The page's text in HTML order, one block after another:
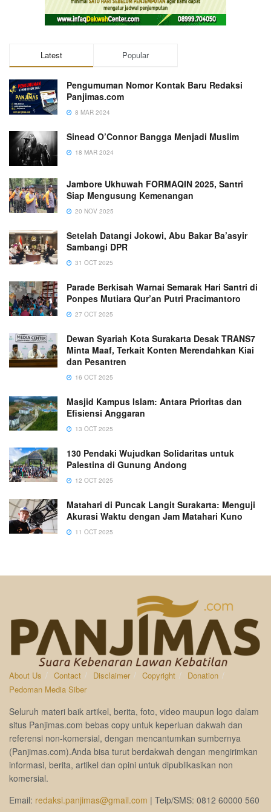
Latest Popular
Pengumuman Nomor Kontak Baru Redaksi
Panjimas.com
8 MAR 2024
Sinead O’Connor Bangga Menjadi Muslim
18 MAR 2024
Jambore Ukhuwah FORMAQIN 2025, Santri
Siap Mengusung Kemenangan
20 NOV 2025
Setelah Datangi Jokowi, Abu Bakar Ba’asyir
Sambangi DPR
31 OCT 2025
Parade Berkisah Warnai Semarak Hari Santri di
Ponpes Mutiara Qur’an Putri Pracimantoro
27 OCT 2025
Dewan Syariah Kota Surakarta Desak TRANS7
Minta Maaf, Terkait Konten Merendahkan Kiai
dan Pesantren
16 OCT 2025
Masjid Kampus Islam: Antara Prioritas dan
Efisiensi Anggaran
13 OCT 2025
130 Pendaki Wujudkan Solidaritas untuk
Palestina di Gunung Andong
12 OCT 2025
Matahari di Puncak Langit Surakarta: Menguji
Akurasi Waktu dengan Jam Matahari Kuno
11 OCT 2025
About Us Contact Disclaimer Copyright
Donation
Pedoman Media Siber
Seluruh materi baik artikel, berita, foto, video maupun logo dalam
situs Panjimas.com bebas copy untuk keperluan dakwah dan
referensi non-komersial, dengan mencantumkan sumbernya
(Panjimas.com).Anda bisa turut berdakwah dengan mengirimkan
informasi, berita, artikel dan opini untuk dipublikasikan non
komersial.
Email: redaksi.panjimas@gmail.com | Telp/SMS: 0812 60000 560